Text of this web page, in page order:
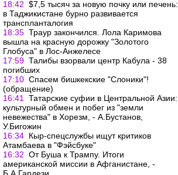
18:42 $7,5 тысяч за новую почку или печень:
в Таджикистане бурно развивается
транспланталогия
18:35 Траур закончился. Лола Каримова
вышла на красную дорожку "Золотого
Глобуса" в Лос-Анжелесе
17:59 Талибы взорвали центр Кабула - 38
погибших
17:10 Спасем бишкекские "Слоники"!
(обращение)
16:41
Татарские суфии в Центральной Азии:
культурный обмен и побег из "земли
невежества" в Хорезм, - А.Бустанов,
У.Бигожин
16:34 Кыр-спецслужбы ищут критиков
Атамбаева в "Фэйсбуке"
16:32 От Буша к Трампу. Итоги
американской миссии в Афганистане, -